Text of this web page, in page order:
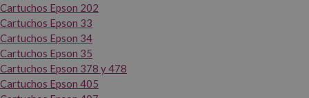
Cartuchos Epson 202
Cartuchos Epson 33
Cartuchos Epson 34
Cartuchos Epson 35
Cartuchos Epson 378 y 478
Cartuchos Epson 405